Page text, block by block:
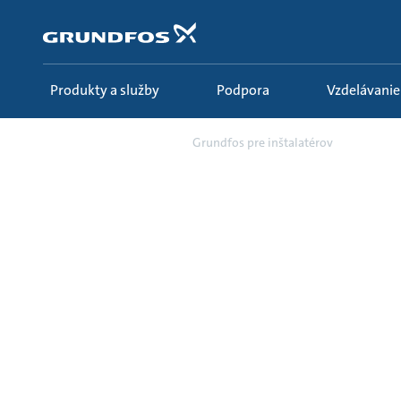
Produkty a služby Podpora Vzdelávanie
Grundfos pre inštalatérov